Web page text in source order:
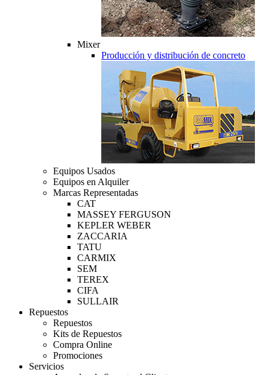
Mixer
Producción y distribución de concreto
Equipos Usados
Equipos en Alquiler
Marcas Representadas
CAT
MASSEY FERGUSON
KEPLER WEBER
ZACCARIA
TATU
CARMIX
SEM
TEREX
CIFA
SULLAIR
Repuestos
Repuestos
Kits de Repuestos
Compra Online
Promociones
Servicios